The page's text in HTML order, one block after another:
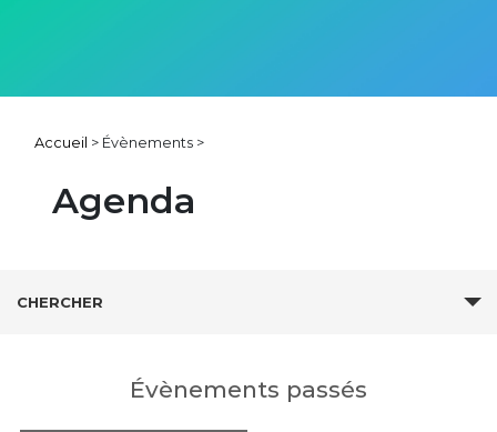
Accueil > Évènements >
Agenda
Recherche
Évènements
CHERCHER
Évènements passés